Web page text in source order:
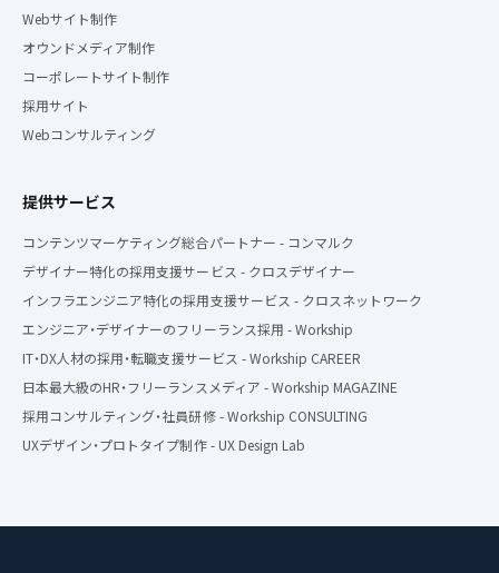
Webサイト制作
オウンドメディア制作
コーポレートサイト制作
採用サイト
Webコンサルティング
提供サービス
コンテンツマーケティング総合パートナー - コンマルク
デザイナー特化の採用支援サービス - クロスデザイナー
インフラエンジニア特化の採用支援サービス - クロスネットワーク
エンジニア・デザイナーのフリーランス採用 - Workship
IT・DX人材の採用・転職支援サービス - Workship CAREER
日本最大級のHR・フリーランスメディア - Workship MAGAZINE
採用コンサルティング・社員研修 - Workship CONSULTING
UXデザイン・プロトタイプ制作 - UX Design Lab